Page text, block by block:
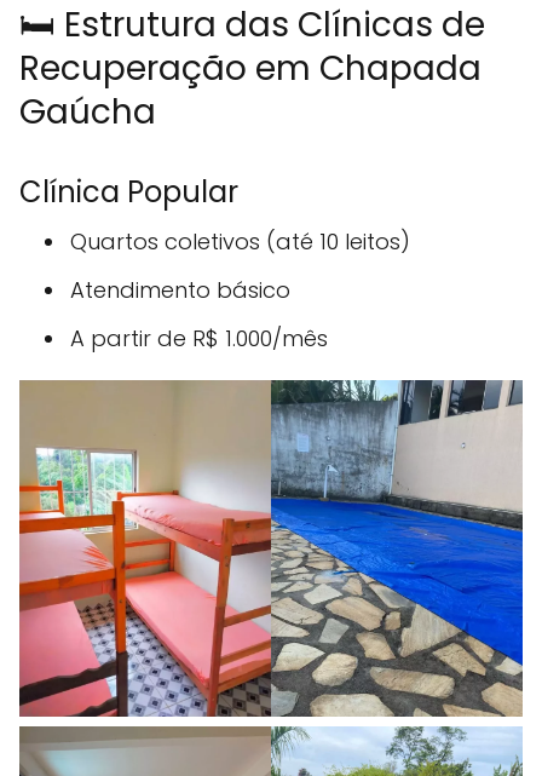
🛏️ Estrutura das Clínicas de
Recuperação em Chapada
Gaúcha
Clínica Popular
Quartos coletivos (até 10 leitos)
Atendimento básico
A partir de R$ 1.000/mês